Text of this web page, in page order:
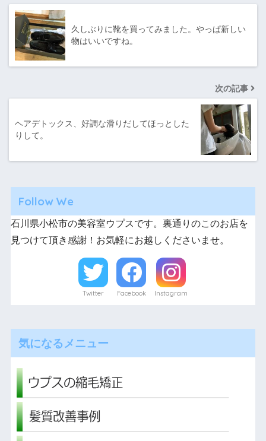
久しぶりに靴を買ってみました。やっぱ新しい
物はいいですね。
次の記事
ヘアデトックス、好調な滑りだしてほっとした
りして。
Follow We
石川県小松市の美容室ウプスです。裏通りのこのお店を
見つけて頂き感謝！お気軽にお越しくださいませ。
Twitter Facebook Instagram
気になるメニュー